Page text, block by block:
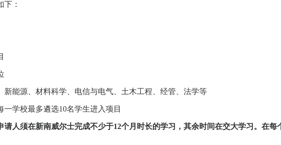
下：
新能源、材料科学、电信与电气、土木工程、经管、法学等
一学校最多遴选10名学生进入项目
请人须在新南威尔士完成不少于12个月时长的学习，其余时间在交大学习。在